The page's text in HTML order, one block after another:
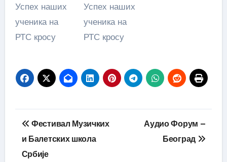
Успех наших
ученика на
РТС кросу
Успех наших
ученика на
РТС кросу
Кретање
чланка
Фестивал Музичких
и Балетских школа
Србије
Аудио Форум –
Београд